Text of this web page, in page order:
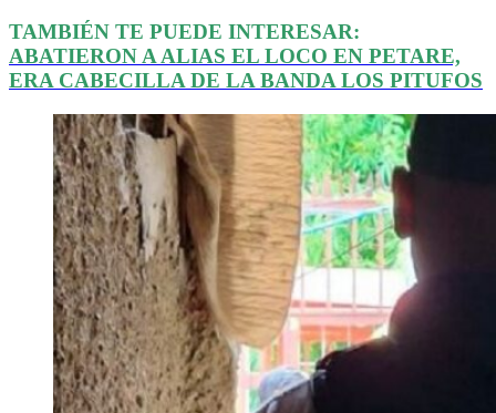
TAMBIÉN TE PUEDE INTERESAR:
ABATIERON A ALIAS EL LOCO EN PETARE,
ERA CABECILLA DE LA BANDA LOS PITUFOS